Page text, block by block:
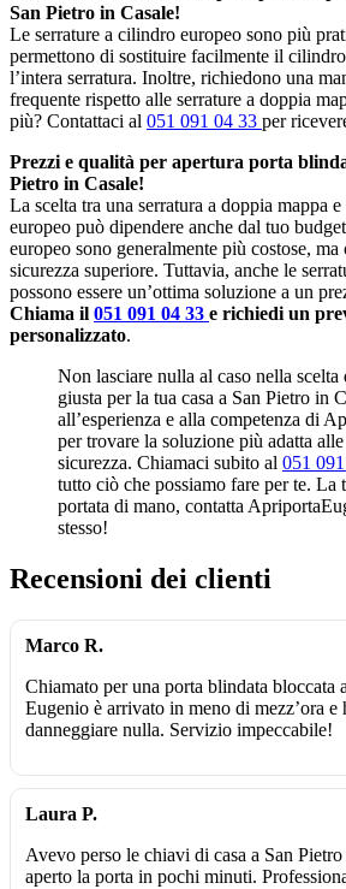
San Pietro in Casale!
Le serrature a cilindro europeo sono più
permettono di sostituire facilmente il
l’intera serratura. Inoltre, richiedono una
frequente rispetto alle serrature a doppia
più? Contattaci al 051 091 04 33 per
Prezzi e qualità per apertura porta
Pietro in Casale!
La scelta tra una serratura a doppia mappa
europeo può dipendere anche dal tuo
europeo sono generalmente più costose,
sicurezza superiore. Tuttavia, anche le
possono essere un’ottima soluzione a un
Chiama il 051 091 04 33 e richiedi un
personalizzato.
Non lasciare nulla al caso nella scelta
giusta per la tua casa a San Pietro in
all’esperienza e alla competenza di
per trovare la soluzione più adatta
sicurezza. Chiamaci subito al 051
tutto ciò che possiamo fare per te. La
portata di mano, contatta
stesso!
Recensioni dei clienti
Marco R.
Chiamato per una porta blindata bloccata
Eugenio è arrivato in meno di mezz’ora e
danneggiare nulla. Servizio impeccabile!
Laura P.
Avevo perso le chiavi di casa a San
aperto la porta in pochi minuti.